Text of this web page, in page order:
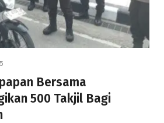
Bersama
500 Takjil Bagi